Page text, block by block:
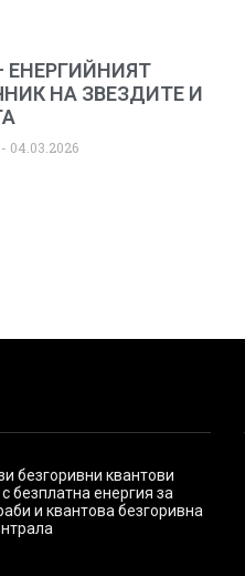
ЕНЕРГИЙНИЯТ
НА ЗВЕЗДИТЕ И
04.03.2026
безгоривни квантови
безплатна енергия за
и квантова безгоривна